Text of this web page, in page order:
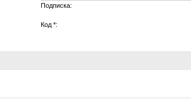
Подписка:
Код *: